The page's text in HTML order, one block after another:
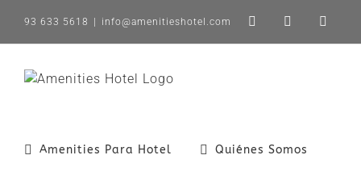
contenido
93 633 5618 info@amenitieshotel.com LinkedIn
X
Amenities Para Hotel Quiénes Somos